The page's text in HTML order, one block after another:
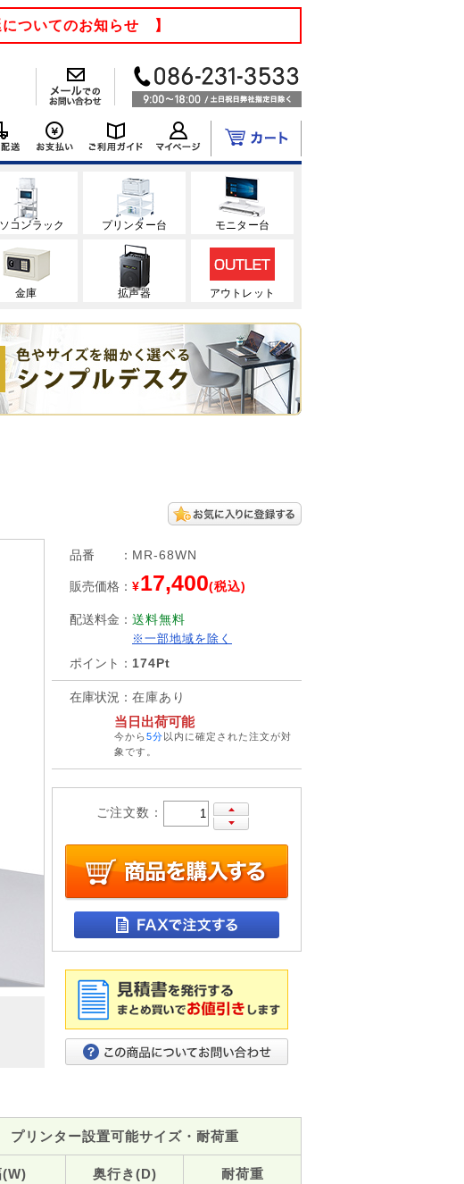
ついてのお知らせ 】
コンラック プリンター台 モニター台
金庫 拡声器 アウトレット
品番 ： MR-68WN
販売価格 ： ¥17,400(税込)
配送料金 ： 送料無料
※一部地域を除く
ポイント ： 174Pt
在庫状況 ： 在庫あり
当日出荷可能
今から5分以内に確定された注文が対
象です。
ご注文数：
プリンター設置可能サイズ・耐荷重
(W) 奥行き(D) 耐荷重